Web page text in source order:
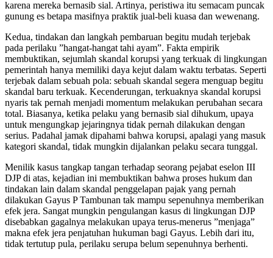
karena mereka bernasib sial. Artinya, peristiwa itu semacam puncak
gunung es betapa masifnya praktik jual-beli kuasa dan wewenang.
Kedua, tindakan dan langkah pembaruan begitu mudah terjebak
pada perilaku ”hangat-hangat tahi ayam”. Fakta empirik
membuktikan, sejumlah skandal korupsi yang terkuak di lingkungan
pemerintah hanya memiliki daya kejut dalam waktu terbatas. Seperti
terjebak dalam sebuah pola: sebuah skandal segera menguap begitu
skandal baru terkuak. Kecenderungan, terkuaknya skandal korupsi
nyaris tak pernah menjadi momentum melakukan perubahan secara
total. Biasanya, ketika pelaku yang bernasib sial dihukum, upaya
untuk mengungkap jejaringnya tidak pernah dilakukan dengan
serius. Padahal jamak dipahami bahwa korupsi, apalagi yang masuk
kategori skandal, tidak mungkin dijalankan pelaku secara tunggal.
Menilik kasus tangkap tangan terhadap seorang pejabat eselon III
DJP di atas, kejadian ini membuktikan bahwa proses hukum dan
tindakan lain dalam skandal penggelapan pajak yang pernah
dilakukan Gayus P Tambunan tak mampu sepenuhnya memberikan
efek jera. Sangat mungkin pengulangan kasus di lingkungan DJP
disebabkan gagalnya melakukan upaya terus-menerus ”menjaga”
makna efek jera penjatuhan hukuman bagi Gayus. Lebih dari itu,
tidak tertutup pula, perilaku serupa belum sepenuhnya berhenti.